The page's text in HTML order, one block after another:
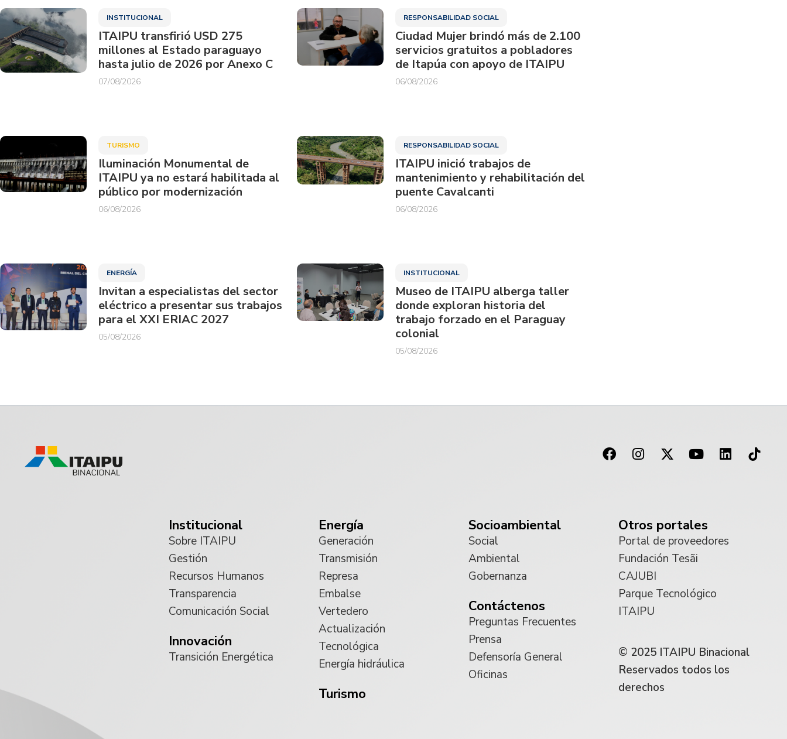
INSTITUCIONAL
ITAIPU transfirió USD 275
millones al Estado paraguayo
hasta julio de 2026 por Anexo C
07/08/2026
RESPONSABILIDAD SOCIAL
Ciudad Mujer brindó más de 2.100
servicios gratuitos a pobladores
de Itapúa con apoyo de ITAIPU
06/08/2026
TURISMO
Iluminación Monumental de
ITAIPU ya no estará habilitada al
público por modernización
06/08/2026
RESPONSABILIDAD SOCIAL
ITAIPU inició trabajos de
mantenimiento y rehabilitación del
puente Cavalcanti
06/08/2026
ENERGÍA
Invitan a especialistas del sector
eléctrico a presentar sus trabajos
para el XXI ERIAC 2027
05/08/2026
INSTITUCIONAL
Museo de ITAIPU alberga taller
donde exploran historia del
trabajo forzado en el Paraguay
colonial
05/08/2026
Institucional
Sobre ITAIPU
Gestión
Recursos Humanos
Transparencia
Comunicación Social
Innovación
Transición Energética
Energía
Generación
Transmisión
Represa
Embalse
Vertedero
Actualización
Tecnológica
Energía hidráulica
Turismo
Socioambiental
Social
Ambiental
Gobernanza
Contáctenos
Preguntas Frecuentes
Prensa
Defensoría General
Oficinas
Otros portales
Portal de proveedores
Fundación Tesãi
CAJUBI
Parque Tecnológico
ITAIPU
© 2025 ITAIPU Binacional
Reservados todos los
derechos